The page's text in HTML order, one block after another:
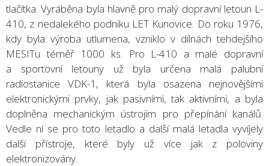
tlačítka. Vyráběna byla hlavně pro malý dopravní letoun L-
410, z nedalekého podniku LET Kunovice. Do roku 1976,
kdy byla výroba utlumena, vzniklo v dílnách tehdejšího
MESITu téměř 1000 ks. Pro L-410 a malé dopravní
a sportovní letouny už byla určena malá palubní
radiostanice VDK-1, která byla osazena nejnovějšími
elektronickými prvky, jak pasivními, tak aktivními, a byla
doplněna mechanickým ústrojím pro přepínání kanálů.
Vedle ní se pro toto letadlo a další malá letadla vyvíjely
další přístroje, které byly už více jak z poloviny
elektronizovány.